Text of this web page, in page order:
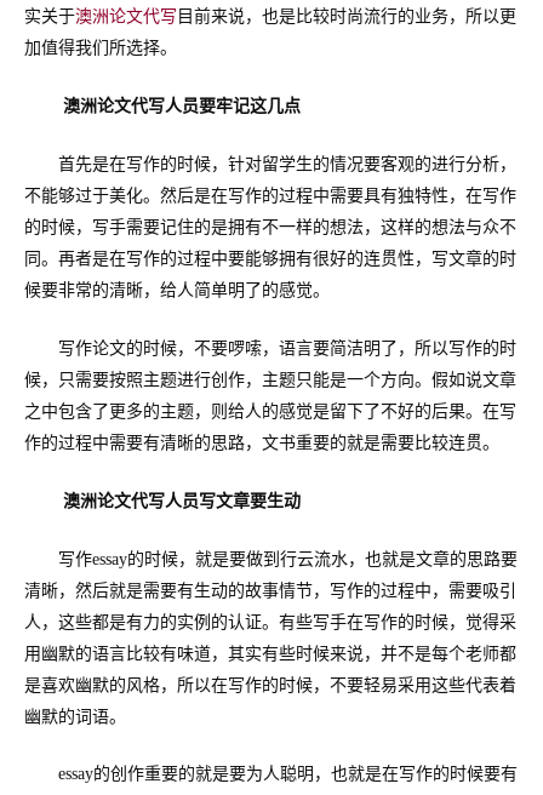
实关于澳洲论文代写 目前来说，也是比较时尚流行的业务，所以更
加值得我们所选择。
澳洲论文代写人员要牢记这几点
首先是在写作的时候，针对留学生的情况要客观的进行分析，
不能够过于美化。然后是在写作的过程中需要具有独特性，在写作
的时候，写手需要记住的是拥有不一样的想法，这样的想法与众不
同。再者是在写作的过程中要能够拥有很好的连贯性，写文章的时
候要非常的清晰，给人简单明了的感觉。
写作论文的时候，不要啰嗦，语言要简洁明了，所以写作的时
候，只需要按照主题进行创作，主题只能是一个方向。假如说文章
之中包含了更多的主题，则给人的感觉是留下了不好的后果。在写
作的过程中需要有清晰的思路，文书重要的就是需要比较连贯。
澳洲论文代写人员写文章要生动
写作essay的时候，就是要做到行云流水，也就是文章的思路要
清晰，然后就是需要有生动的故事情节，写作的过程中，需要吸引
人，这些都是有力的实例的认证。有些写手在写作的时候，觉得采
用幽默的语言比较有味道，其实有些时候来说，并不是每个老师都
是喜欢幽默的风格，所以在写作的时候，不要轻易采用这些代表着
幽默的词语。
essay的创作重要的就是要为人聪明，也就是在写作的时候要有